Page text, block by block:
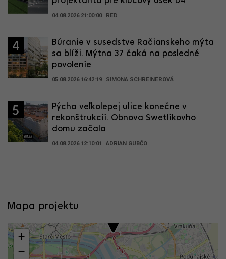
04.08.2026 21:00:00 RED
4
Búranie v susedstve Račianskeho mýta
sa blíži. Mýtna 37 čaká na posledné
povolenie
05.08.2026 16:42:19 SIMONA SCHREINEROVÁ
5
Pýcha veľkolepej ulice konečne v
rekonštrukcii. Obnova Swetlikovho
domu začala
04.08.2026 12:10:01 ADRIAN GUBČO
Mapa projektu
+
−